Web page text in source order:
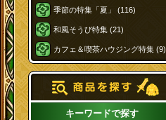
季節の特集「夏」 (116)
和風そうび特集 (21)
カフェ＆喫茶ハウジング特集 (9)
キーワードで探す